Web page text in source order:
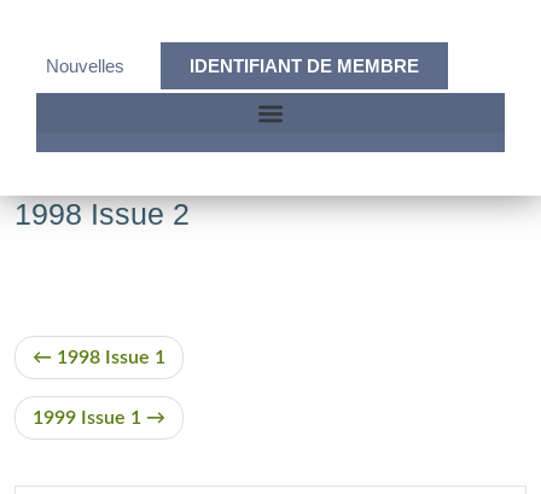
Nouvelles IDENTIFIANT DE MEMBRE
1998 Issue 2
1998 Issue 1
1999 Issue 1